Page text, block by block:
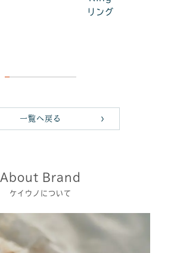
リング
一覧へ戻る
About Brand
ケイウノについて